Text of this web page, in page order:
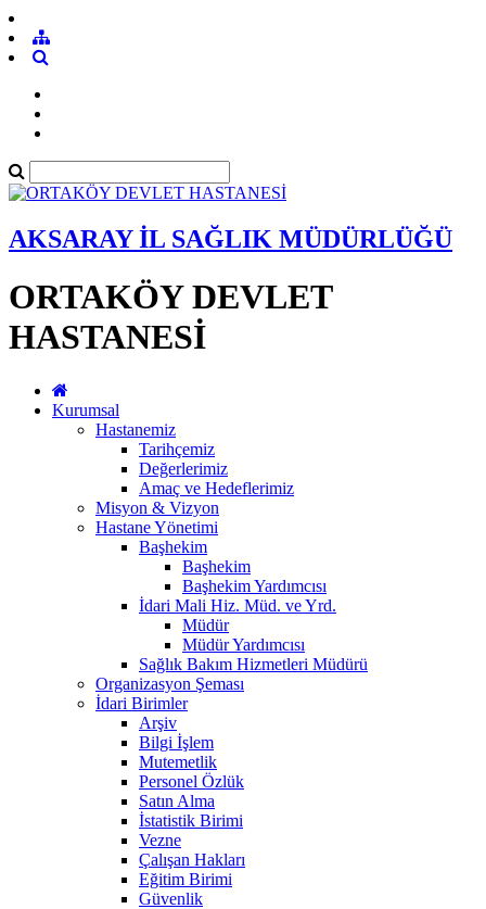
AKSARAY İL SAĞLIK MÜDÜRLÜĞÜ
ORTAKÖY DEVLET
HASTANESİ
Kurumsal
Hastanemiz
Tarihçemiz
Değerlerimiz
Amaç ve Hedeflerimiz
Misyon & Vizyon
Hastane Yönetimi
Başhekim
Başhekim
Başhekim Yardımcısı
İdari Mali Hiz. Müd. ve Yrd.
Müdür
Müdür Yardımcısı
Sağlık Bakım Hizmetleri Müdürü
Organizasyon Şeması
İdari Birimler
Arşiv
Bilgi İşlem
Mutemetlik
Personel Özlük
Satın Alma
İstatistik Birimi
Vezne
Çalışan Hakları
Eğitim Birimi
Güvenlik